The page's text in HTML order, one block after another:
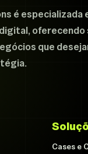
é especializada
oferecendo
que
Cases e